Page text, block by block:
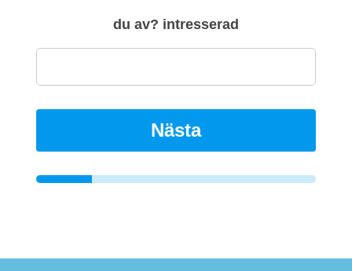
du av? intresserad
Nästa